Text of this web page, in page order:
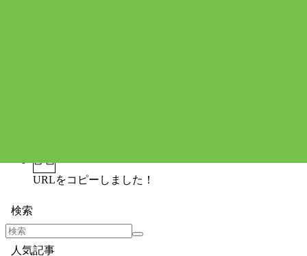
URLをコピーしました！
検索
人気記事